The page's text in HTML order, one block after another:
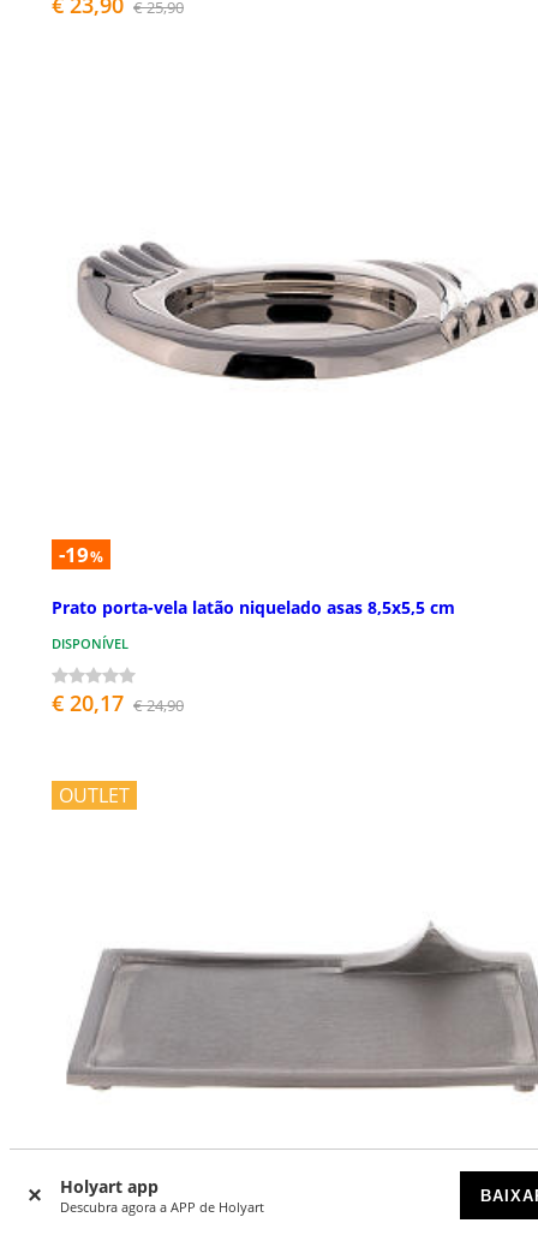
Holyart app
Descubra agora a APP de Holyart
€ 25,90
-19%
Prato porta-vela latão niquelado asas 8,5x5,5 cm
DISPONÍVEL
€ 20,17 € 24,90
OUTLET